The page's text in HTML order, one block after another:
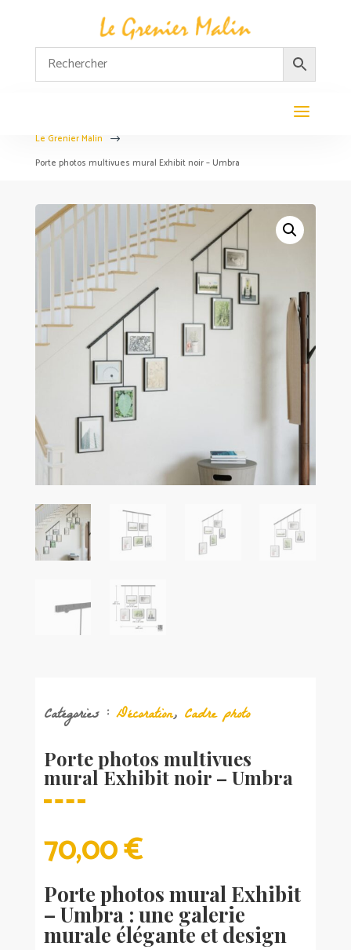
Le Grenier Malin $
Porte photos multivues mural Exhibit noir – Umbra
Catégories : Décoration, Cadre photo
Porte photos multivues
mural Exhibit noir – Umbra
70,00€
Porte photos mural Exhibit
– Umbra : une galerie
murale élégante et design